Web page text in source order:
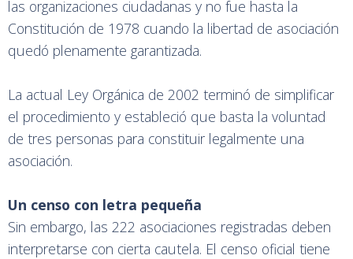
las organizaciones ciudadanas y no fue hasta la
Constitución de 1978 cuando la libertad de asociación
quedó plenamente garantizada.
La actual Ley Orgánica de 2002 terminó de simplificar
el procedimiento y estableció que basta la voluntad
de tres personas para constituir legalmente una
asociación.
Un censo con letra pequeña
Sin embargo, las 222 asociaciones registradas deben
interpretarse con cierta cautela. El censo oficial tiene